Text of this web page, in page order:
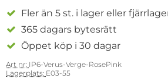
Fler än 5 st. i lager eller
365 dagars bytesrätt
Öppet köp i 30 dagar
Art nr: IP6-Verus-Verge-RosePink
Lagerplats: E03-55